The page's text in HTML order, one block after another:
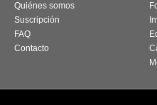
Quiénes somos
Suscripción
FAQ
Contacto